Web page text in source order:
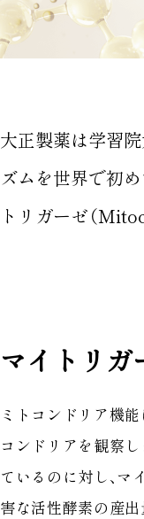
大正製薬は学習
ズムを世界で初
トリガーゼ（
マイトリ
ミトコンドリア機
コンドリアを観察
ているのに対し、
害な活性酵素の産